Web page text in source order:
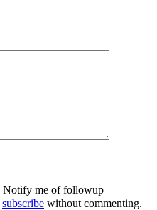
Notify me of followup
subscribe without commenting.